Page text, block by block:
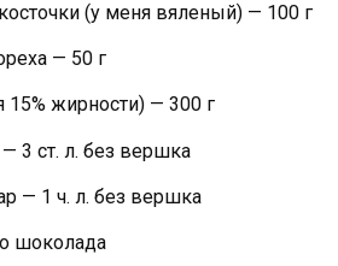
(у меня вяленый) — 100 г
— 50 г
15% жирности) — 300 г
3 ст. л. без вершка
— 1 ч. л. без вершка
шоколада